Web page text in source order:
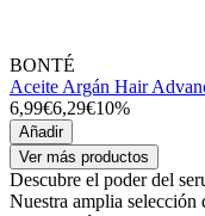
BONTÉ
Aceite Argán Hair
6,99€6,29€10%
Añadir
Ver más productos
Descubre el poder del
Nuestra amplia selección